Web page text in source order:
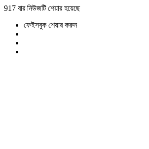
917 বার নিউজটি শেয়ার হয়েছে
ফেইসবুক শেয়ার করুন